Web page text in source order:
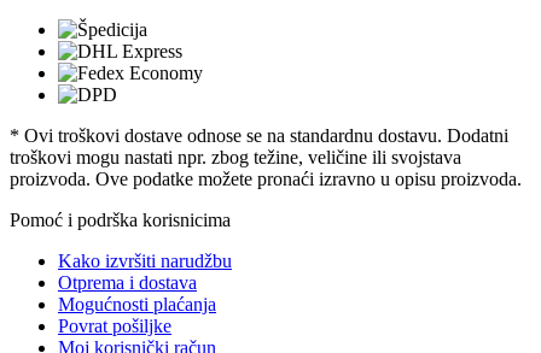
* Ovi troškovi dostave odnose se na standardnu ​​dostavu. Dodatni
troškovi mogu nastati npr. zbog težine, veličine ili svojstava
proizvoda. Ove podatke možete pronaći izravno u opisu proizvoda.
Pomoć i podrška korisnicima
Kako izvršiti narudžbu
Otprema i dostava
Mogućnosti plaćanja
Povrat pošiljke
Moj korisnički račun